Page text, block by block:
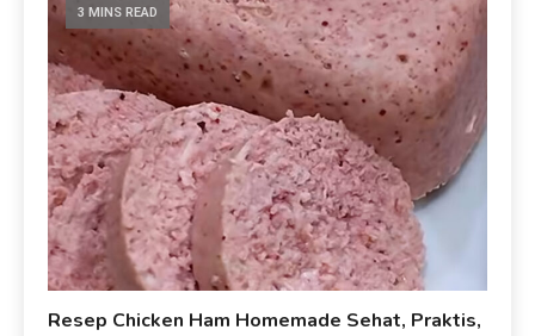
3 MINS READ
Resep Chicken Ham Homemade Sehat, Praktis,